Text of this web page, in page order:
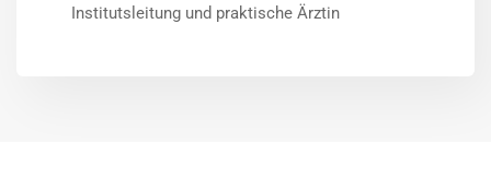
Institutsleitung und praktische Ärztin